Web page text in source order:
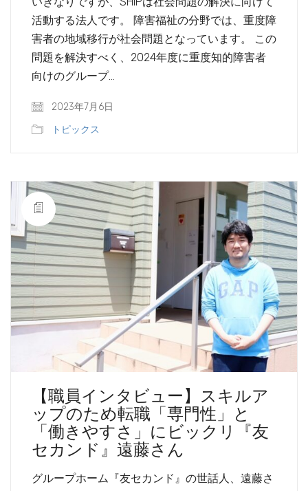
活動する法人です。 障害福祉の分野では、重度障
害者の地域移行が社会問題となっています。 この
問題を解決すべく、2024年度に重度知的障害者
向けのグループ…
2023年7月6日
トピックス
【職員インタビュー】スキルア
ップのため転職「専門性」と
「働きやすさ」にビックリ『友
セカンド』遠藤さん
グループホーム『友セカンド』の世話人、遠藤さ